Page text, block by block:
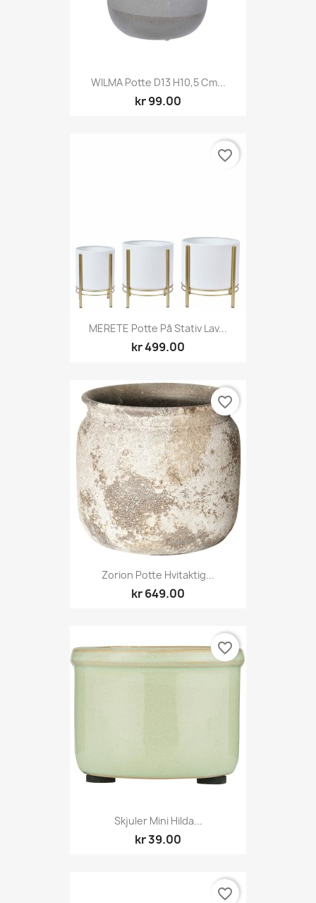
WILMA Potte D13 H10,5 Cm...
kr 99.00
MERETE Potte På Stativ Lav...
kr 499.00
favorite_border
Zorion Potte Hvitaktig...
kr 649.00
favorite_border
Skjuler Mini Hilda...
kr 39.00
favorite_border
favorite_border